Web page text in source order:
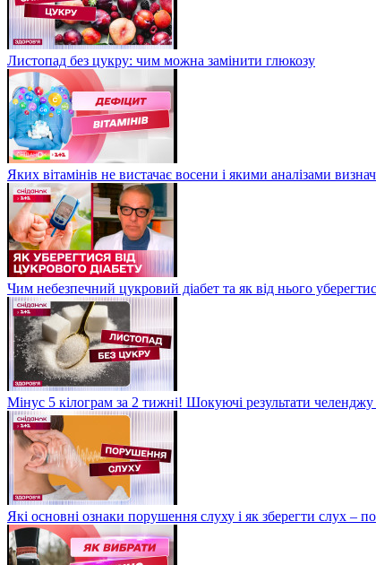
Листопад без цукру: чим можна замінити глюкозу
Яких вітамінів не вистачає восени і якими аналізами
Чим небезпечний цукровий діабет та як від нього
Мінус 5 кілограм за 2 тижні! Шокуючі результати
Які основні ознаки порушення слуху і як зберегти слух –